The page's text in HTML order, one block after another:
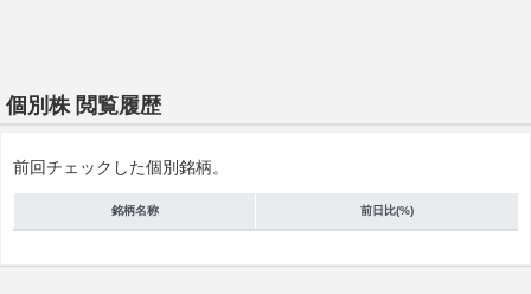
個別株 閲覧履歴
前回チェックした個別銘柄。
銘柄名称 前日比(%)